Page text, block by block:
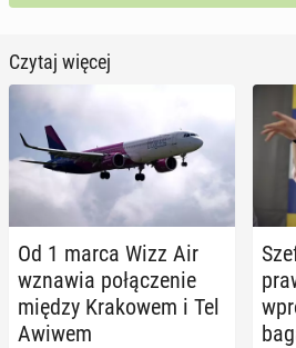
Czytaj więcej
Od 1 marca Wizz Air
wznawia po­łą­cze­nie
między Kra­ko­wem i Tel
Awiwem